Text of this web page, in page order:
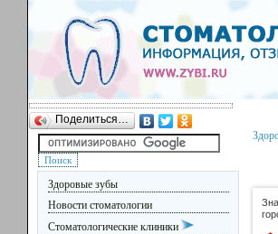
Поделиться…
Здоровые зубы
Новости стоматологии
Стоматологические клиники